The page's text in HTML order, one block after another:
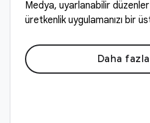
Medya, uyarlanabilir
üretkenlik uygulamanızı bir
Daha